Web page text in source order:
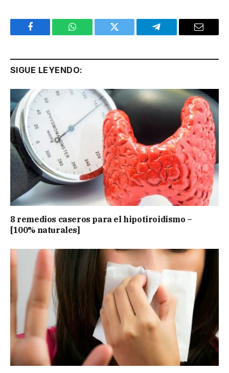
Facebook WhatsApp Twitter Telegram Email
SIGUE LEYENDO:
8 remedios caseros para el hipotiroidismo –
[100% naturales]